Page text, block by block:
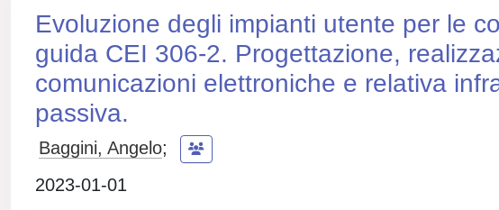
Evoluzione degli impianti utente per le
guida CEI 306-2. Progettazione,
comunicazioni elettroniche e relativa
passiva.
Baggini, Angelo;
2023-01-01